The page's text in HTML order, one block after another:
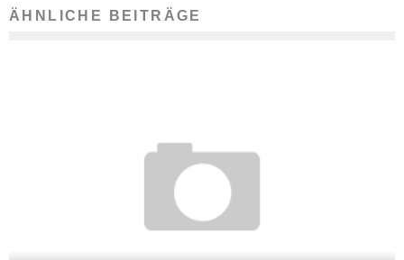
ÄHNLICHE BEITRÄGE